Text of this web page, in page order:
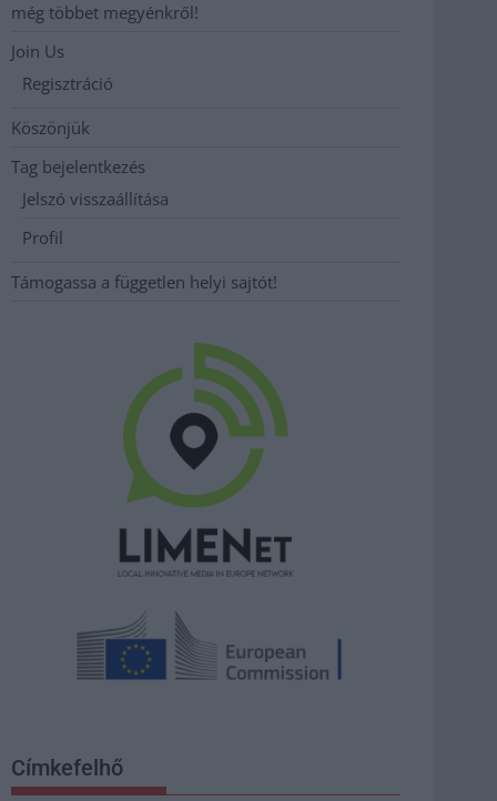
még többet megyénkről!
Join Us
Regisztráció
Köszönjük
Tag bejelentkezés
Jelszó visszaállítása
Profil
Támogassa a független helyi sajtót!
Címkefelhő